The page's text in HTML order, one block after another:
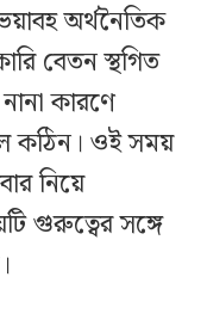
অর্থনৈতিক
বেতন স্থগিত
কারণে
কঠিন। ওই সময়
নিয়ে
গুরুত্বের সঙ্গে